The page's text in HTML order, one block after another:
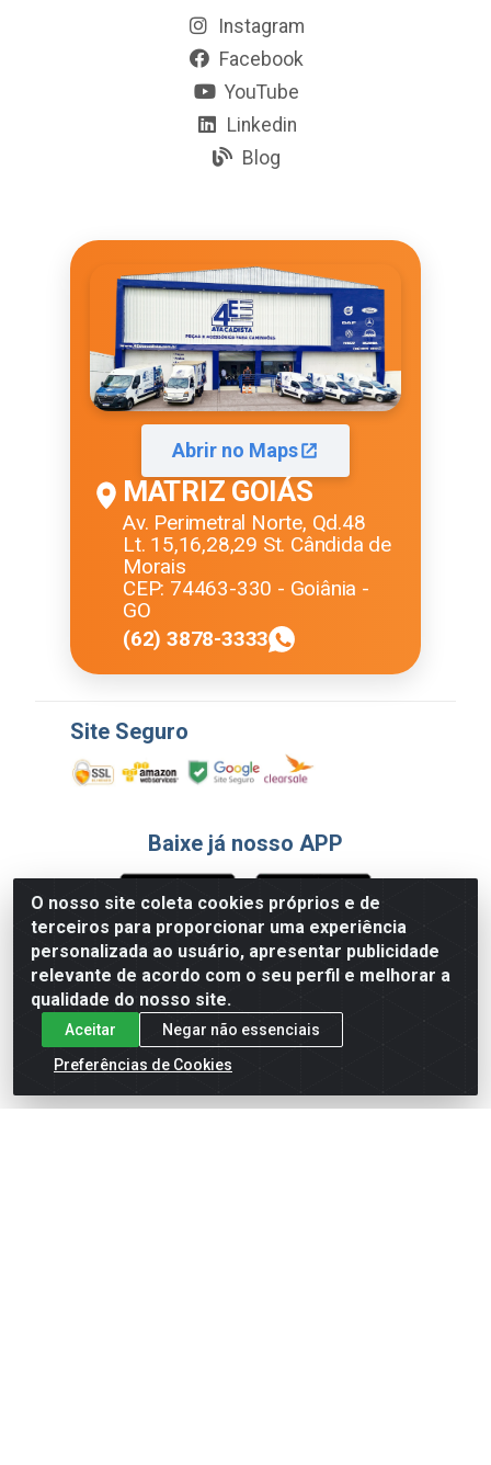
O nosso site coleta cookies próprios e de
terceiros para proporcionar uma experiência
personalizada ao usuário, apresentar publicidade
relevante de acordo com o seu perfil e melhorar a
qualidade do nosso site.
Aceitar
Negar não essenciais
Preferências de Cookies
Instagram
Facebook
YouTube
Linkedin
Blog
Abrir no Maps
MATRIZ GOIÁS
Av. Perimetral Norte, Qd.48
Lt. 15,16,28,29 St. Cândida de
Morais
CEP: 74463-330 - Goiânia -
GO
(62) 3878-3333
Site Seguro
Baixe já nosso APP
Formas de Pagamento